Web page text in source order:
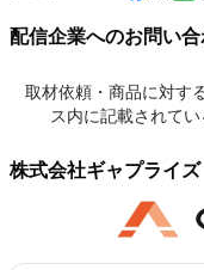
配信企業へのお問い
取材依頼・商品に対す
ス内に記載されて
株式会社ギャプライズ